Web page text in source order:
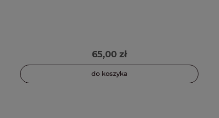
65,00 zł
do koszyka